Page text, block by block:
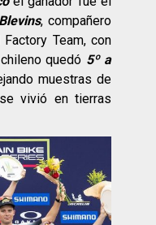
, compañero
Team, con
quedó 5º a
muestras de
vivió en tierras